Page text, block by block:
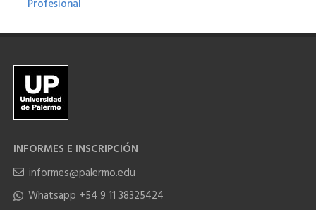
Profesional
INFORMES E INSCRIPCIÓN
informes@palermo.edu
Whatsapp +54 9 11 38325424